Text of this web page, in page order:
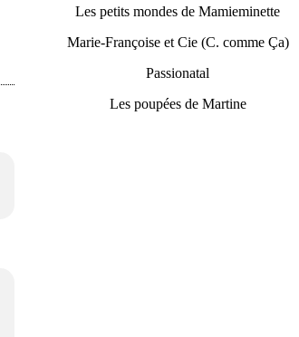
Les petits mondes de Mamieminette
Marie-Françoise et Cie (C. comme Ça)
Passionatal
Les poupées de Martine